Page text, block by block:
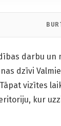
darbu
dzīvi
vizītes
kur